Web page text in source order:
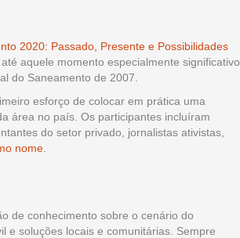
2020: Passado, Presente e Possibilidades
aquele momento especialmente significativo
do Saneamento de 2007.
esforço de colocar em prática uma
área no país. Os participantes incluíram
do setor privado, jornalistas ativistas,
nome
de conhecimento sobre o cenário do
e soluções locais e comunitárias. Sempre